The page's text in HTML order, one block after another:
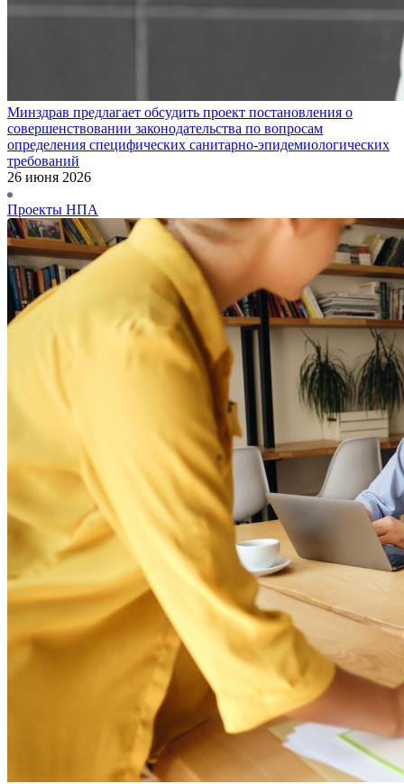
Минздрав предлагает обсудить проект постановления о
совершенствовании законодательства по вопросам
определения специфических санитарно-эпидемиологических
требований
26 июня 2026
Проекты НПА